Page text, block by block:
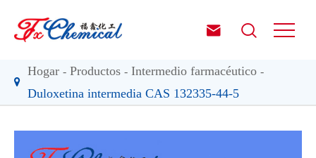
 
Hogar Productos
Intermedio farmacéutico
Duloxetina intermedia CAS 132335-44-5